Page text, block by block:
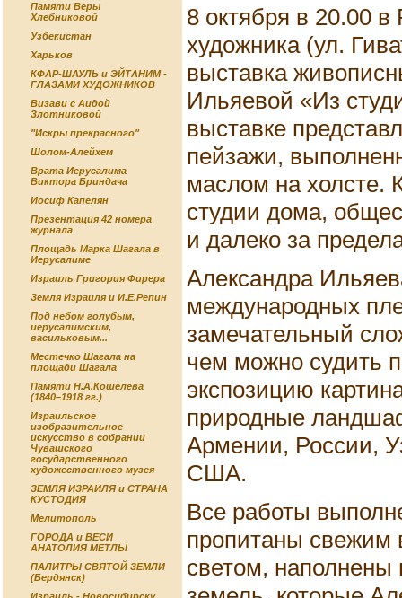
Памяти Веры
Хлебниковой
Узбекистан
Харьков
КФАР-ШАУЛЬ и ЭЙТАНИМ -
ГЛАЗАМИ ХУДОЖНИКОВ
Визави с Аидой
Злотниковой
"Искры прекрасного"
Шолом-Алейхем
Врата Иерусалима
Виктора Бриндача
Иосиф Капелян
Презентация 42 номера
журнала
Площадь Марка Шагала в
Иерусалиме
Израиль Григория Фирера
Земля Израиля и И.Е.Репин
Под небом голубым,
иерусалимским,
васильковым...
Местечко Шагала на
площади Шагала
Памяти Н.А.Кошелева
(1840–1918 гг.)
Израильское
изобразительное
искусство в собрании
Чувашского
государственного
художественного музея
ЗЕМЛЯ ИЗРАИЛЯ и СТРАНА
КУСТОДИЯ
Мелитополь
ГОРОДА и ВЕСИ
АНАТОЛИЯ МЕТЛЫ
ПАЛИТРЫ СВЯТОЙ ЗЕМЛИ
(Бердянск)
8 октября в 20.00
художника (ул.
выставка
Ильяевой «Из
выставке
пейзажи,
маслом на холсте.
студии дома,
и далеко за
Александра
международных
замечательный
чем можно судить
экспозицию
природные
Армении, России,
США.
Все работы
пропитаны свежим
светом, наполнены